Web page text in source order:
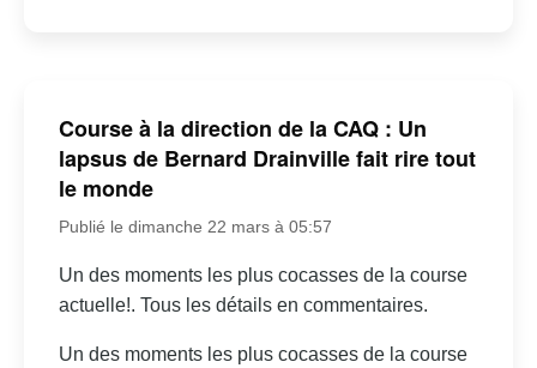
Course à la direction de la CAQ : Un
lapsus de Bernard Drainville fait rire tout
le monde
Publié le dimanche 22 mars à 05:57
Un des moments les plus cocasses de la course
actuelle!. Tous les détails en commentaires.
Un des moments les plus cocasses de la course